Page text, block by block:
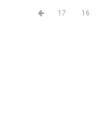
16
17